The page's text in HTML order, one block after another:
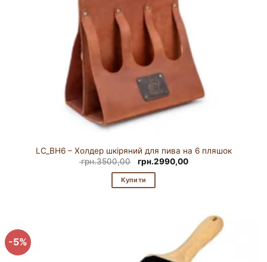
LC_BH6 – Холдер шкіряний для пива на 6 пляшок
грн.3500,00
Оригінальна
ціна:
грн.3500,00.
грн.2990,00Поточна
Купити
-5%